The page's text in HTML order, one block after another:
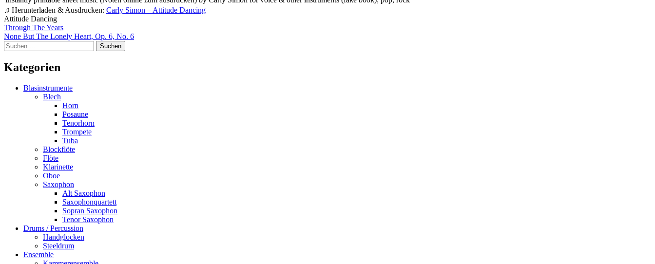
♫ Herunterladen & Ausdrucken: Carly Simon – Attitude Dancing
Attitude Dancing
Beitragsnavigation
Through The Years
None But The Lonely Heart, Op. 6, No. 6
Suchen
nach:
Kategorien
Blasinstrumente
Blech
Horn
Posaune
Tenorhorn
Trompete
Tuba
Blockflöte
Flöte
Klarinette
Oboe
Saxophon
Alt Saxophon
Saxophonquartett
Sopran Saxophon
Tenor Saxophon
Drums / Percussion
Handglocken
Steeldrum
Ensemble